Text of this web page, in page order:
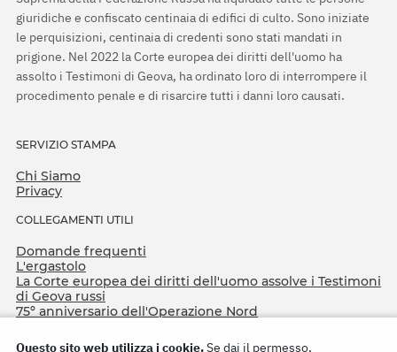
giuridiche e confiscato centinaia di edifici di culto. Sono iniziate
le perquisizioni, centinaia di credenti sono stati mandati in
prigione. Nel 2022 la Corte europea dei diritti dell'uomo ha
assolto i Testimoni di Geova, ha ordinato loro di interrompere il
procedimento penale e di risarcire tutti i danni loro causati.
SERVIZIO STAMPA
Chi Siamo
Privacy
COLLEGAMENTI UTILI
Domande frequenti
L'ergastolo
La Corte europea dei diritti dell'uomo assolve i Testimoni
di Geova russi
75º anniversario dell'Operazione Nord
Questo sito web utilizza i cookie.Se dai il permesso,